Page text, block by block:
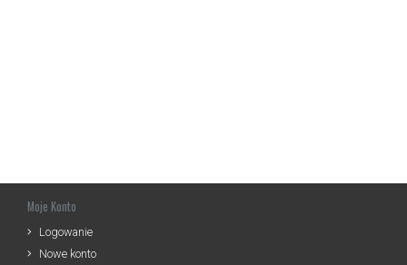
Moje Konto
Logowanie
Nowe konto